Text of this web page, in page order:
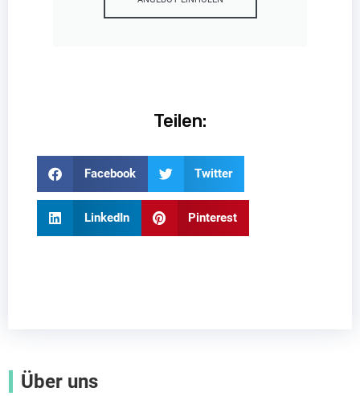
Teilen:
Facebook Twitter
LinkedIn Pinterest
Über uns